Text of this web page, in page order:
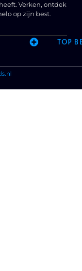
Verken, ontdek
op zijn best.
TOP